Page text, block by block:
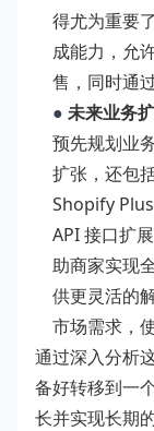
得尤为重要
成能力，允
售，同时通
● 未来业务
预先规划业
扩张，还包
Shopify
API 接口扩
助商家实现
供更灵活的
市场需求，
通过深入分析
备好转移到一
长并实现长期